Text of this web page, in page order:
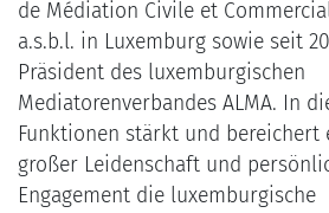
de Médiation Civile et
a.s.b.l. in Luxemburg sowie seit
Präsident des luxemburgischen
Mediatorenverbandes ALMA. In
Funktionen stärkt und bereichert
großer Leidenschaft und
Engagement die luxemburgische